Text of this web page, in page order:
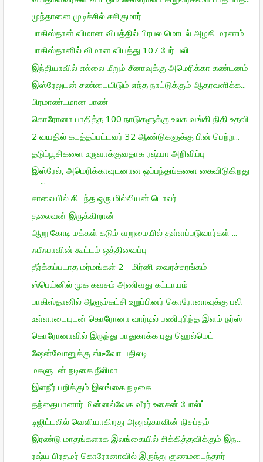
முந்தானை முடிச்சில் சசிகுமார்
பாகிஸ்தான் விமான விபத்தில் பிரபல மொடல் அழகி மரணம்
பாகிஸ்தானில் விமான விபத்து 107 பேர் பலி
இந்தியாவில் எல்லை மீறும் சீனாவுக்கு அமெரிக்கா கண்டனம்
இஸ்ரேலுடன் சண்டையிடும் எந்த நாட்டுக்கும் ஆதரவளிக்க...
பிரமாண்டமான பாண்
கொரோனா பாதித்த 100 நாடுகளுக்கு உலக வங்கி நிதி உதவி
2 வயதில் கடத்தப்பட்டவர் 32 ஆண்டுகளுக்கு பின் பெற்ற...
தடுப்பூசிகளை உருவாக்குவதாக ரஷ்யா அறிவிப்பு
இஸ்ரேல், அமெரிக்காவுடனான ஒப்பந்தங்களை கைவிடுகிறது
...
சாலையில் கிடந்த ஒரு மில்லியன் டொலர்
தலைவன் இருக்கிறான்
ஆறு கோடி மக்கள் கடும் வறுமையில் தள்ளப்படுவார்கள் ...
ஃபீஃபாவின் கூட்டம் ஒத்திவைப்பு
தீர்க்கப்படாத மர்மங்கள் 2 - மிர்னி வைரச்சுரங்கம்
ஸ்பெய்னில் முக கவசம் அணிவது கட்டாயம்
பாகிஸ்தானில் ஆளும்கட்சி உறுப்பினர் கொரோனாவுக்கு பலி
உள்ளாடையுடன் கொரோனா வார்டில் பணிபுரிந்த இளம் நர்ஸ்
கொரோனாவில் இருந்து பாதுகாக்க புது ஹெல்மெட்
ஷேன்வோனுக்கு ஸ்டீவோ பதிலடி
மகளுடன் நடிகை நீலிமா
இளநீர் பறிக்கும் இலங்கை நடிகை
தந்தையானார் மின்னல்வேக வீரர் உசைன் போல்ட்
டிஜிட்டலில் வெளியாகிறது அனுஷ்காவின் நிசப்தம்
இரண்டு மாதங்களாக இலங்கையில் சிக்கித்தவிக்கும் இந...
ரஷ்ய பிரதமர் கொரோனாவில் இருந்து குணமடைந்தார்